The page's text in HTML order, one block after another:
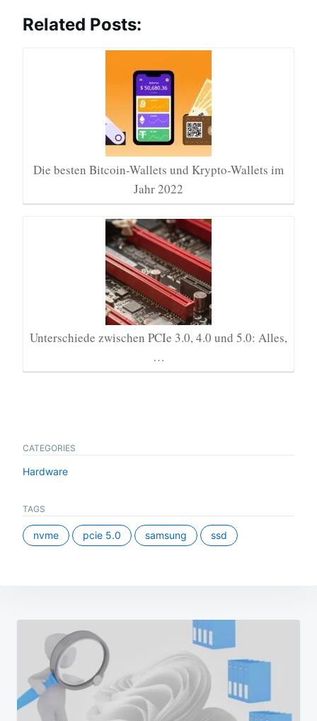
Related Posts:
Die besten Bitcoin-Wallets und Krypto-Wallets im
Jahr 2022
Unterschiede zwischen PCIe 3.0, 4.0 und 5.0: Alles,
…
CATEGORIES
Hardware
TAGS
nvme pcie 5.0 samsung ssd
Beitragsnavigation